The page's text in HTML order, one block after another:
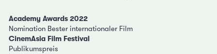
Academy Awards 2022
Nomination Bester internationaler Film
CinemAsia Film Festival
Publikumspreis